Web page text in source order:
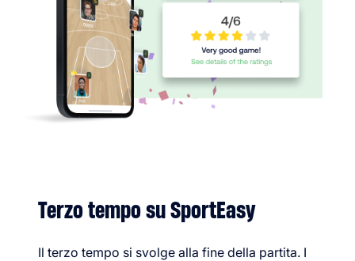
Terzo tempo su SportEasy
Il terzo tempo si svolge alla fine della partita. I